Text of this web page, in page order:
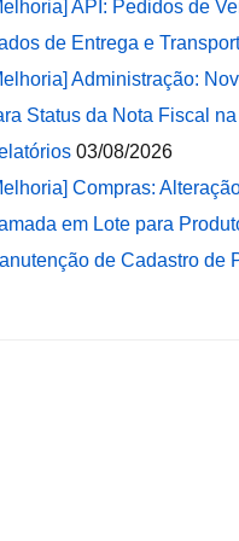
API: Pedidos de
de Entrega e
Administração:
Status da Nota Fiscal
03/08/2026
Compras:
em Lote para
de Cadastro de